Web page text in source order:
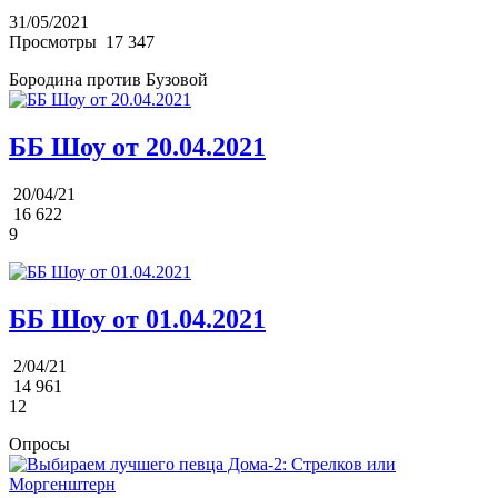
31/05/2021
Просмотры 17 347
Бородина против Бузовой
ББ Шоу от 20.04.2021
20/04/21
16 622
9
ББ Шоу от 01.04.2021
2/04/21
14 961
12
Опросы